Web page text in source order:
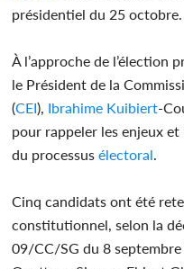
présidentiel du 25 octobre.
À l’approche de l’élection
le Président de la
(CEI), Ibrahime Kuibiert-
pour rappeler les enjeux
du processus électoral
Cinq candidats ont été
constitutionnel, selon la
09/CC/SG du 8 septembre